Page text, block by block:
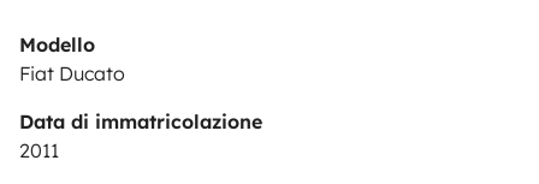
Modello
Fiat Ducato
Data di immatricolazione
2011